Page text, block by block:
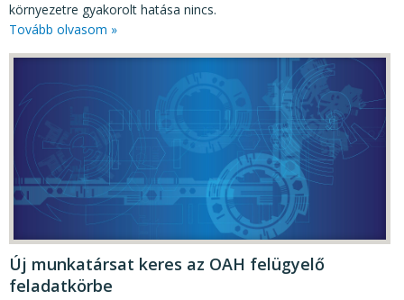
környezetre gyakorolt hatása nincs.
Tovább olvasom »
Új munkatársat keres az OAH felügyelő
feladatkörbe